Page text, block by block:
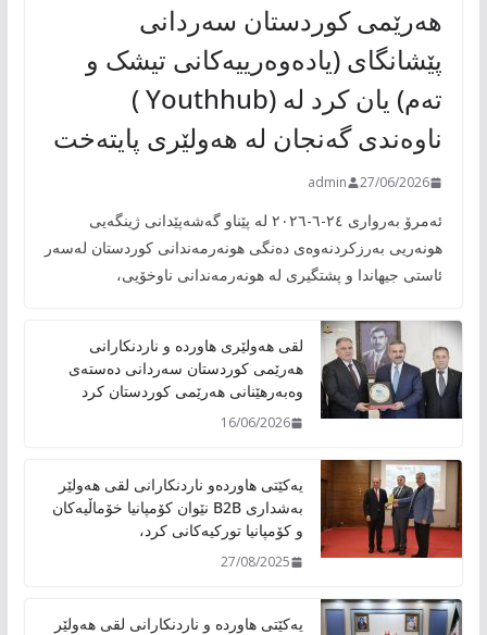
هەرێمی کوردستان سەردانی
پێشانگای (یادەوەرییەکانی تیشک و
تەم) یان کرد لە (Youthhub )
ناوەندی گەنجان لە هەولێری پایتەخت
27/06/2026
admin
ئەمرۆ بەرواری ٢٤-٦-٢٠٢٦ لە پێناو گەشەپێدانی ژینگەیی
هونەریی بەرزکردنەوەی دەنگی هونەرمەندانی کوردستان لەسەر
ئاستی جیهاندا و پشتگیری لە هونەرمەندانی ناوخۆیی،
لقی هەولێری هاوردە و ناردنکارانی
هەرێمی کوردستان سەردانی دەستەی
وەبەرهێنانی هەرێمی کوردستان کرد
16/06/2026
یەکێتی هاوردەو ناردنکارانی لقی هەولێر
بەشداری B2B نێوان کۆمپانیا خۆماڵیەکان
و کۆمپانیا تورکیەکانی کرد،
27/08/2025
یەکێتی هاوردە و ناردنکارانی لقی هەولێر